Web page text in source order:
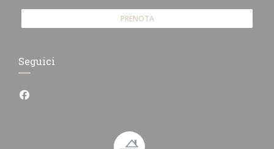
PRENOTA
Seguici
Facebook ((apre una nuova finestra))